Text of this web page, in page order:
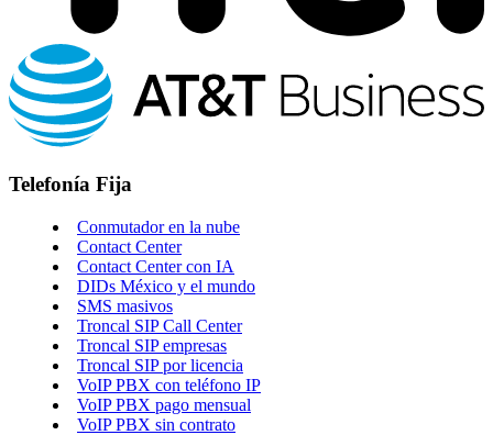
Telefonía Fija
Conmutador en la nube
Contact Center
Contact Center con IA
DIDs México y el mundo
SMS masivos
Troncal SIP Call Center
Troncal SIP empresas
Troncal SIP por licencia
VoIP PBX con teléfono IP
VoIP PBX pago mensual
VoIP PBX sin contrato